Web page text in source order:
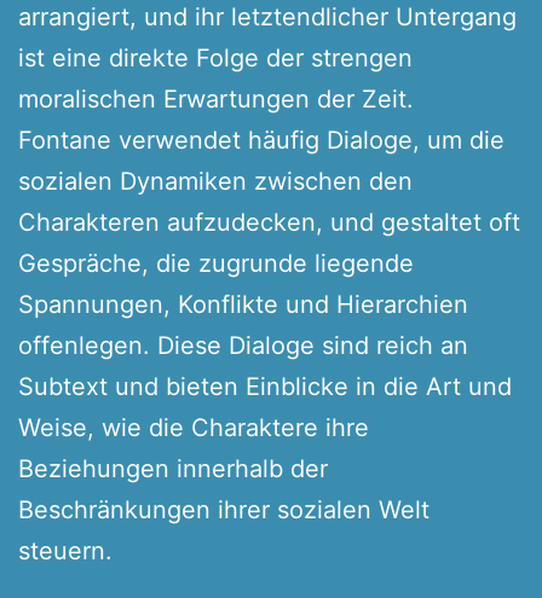
arrangiert, und ihr letztendlicher Untergang
ist eine direkte Folge der strengen
moralischen Erwartungen der Zeit.
Fontane verwendet häufig Dialoge, um die
sozialen Dynamiken zwischen den
Charakteren aufzudecken, und gestaltet oft
Gespräche, die zugrunde liegende
Spannungen, Konflikte und Hierarchien
offenlegen. Diese Dialoge sind reich an
Subtext und bieten Einblicke in die Art und
Weise, wie die Charaktere ihre
Beziehungen innerhalb der
Beschränkungen ihrer sozialen Welt
steuern.